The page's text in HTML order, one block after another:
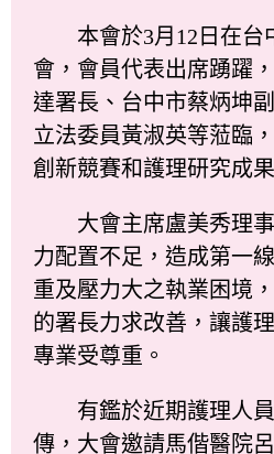
本會於3月12日在台
會，會員代表出席踴躍
達署長、台中市蔡炳坤
立法委員黃淑英等蒞臨
創新競賽和護理研究成
大會主席盧美秀理事
力配置不足，造成第一
重及壓力大之執業困境
的署長力求改善，讓護
專業受尊重。
有鑑於近期護理人員
傳，大會邀請馬偕醫院